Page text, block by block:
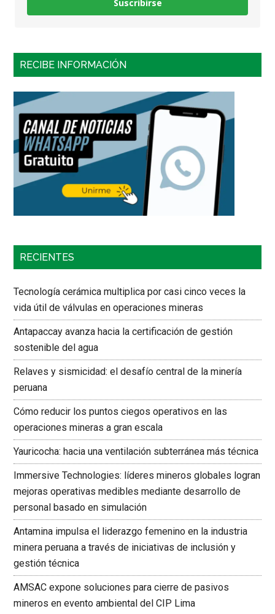
Suscribirse
RECIBE INFORMACIÓN
RECIENTES
Tecnología cerámica multiplica por casi cinco veces la
vida útil de válvulas en operaciones mineras
Antapaccay avanza hacia la certificación de gestión
sostenible del agua
Relaves y sismicidad: el desafío central de la minería
peruana
Cómo reducir los puntos ciegos operativos en las
operaciones mineras a gran escala
Yauricocha: hacia una ventilación subterránea más técnica
Immersive Technologies: líderes mineros globales logran
mejoras operativas medibles mediante desarrollo de
personal basado en simulación
Antamina impulsa el liderazgo femenino en la industria
minera peruana a través de iniciativas de inclusión y
gestión técnica
AMSAC expone soluciones para cierre de pasivos
mineros en evento ambiental del CIP Lima